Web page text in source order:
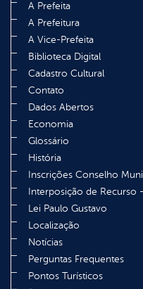
A Prefeita
A Prefeitura
A Vice-Prefeita
Biblioteca Digital
Cadastro Cultural
Contato
Dados Abertos
Economia
Glossário
História
Inscrições Conselho
Interposição de Recurso
Lei Paulo Gustavo
Localização
Notícias
Perguntas Frequentes
Pontos Turísticos